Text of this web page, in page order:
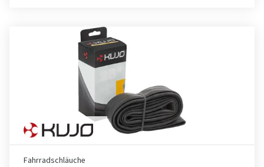
Fahrradschläuche